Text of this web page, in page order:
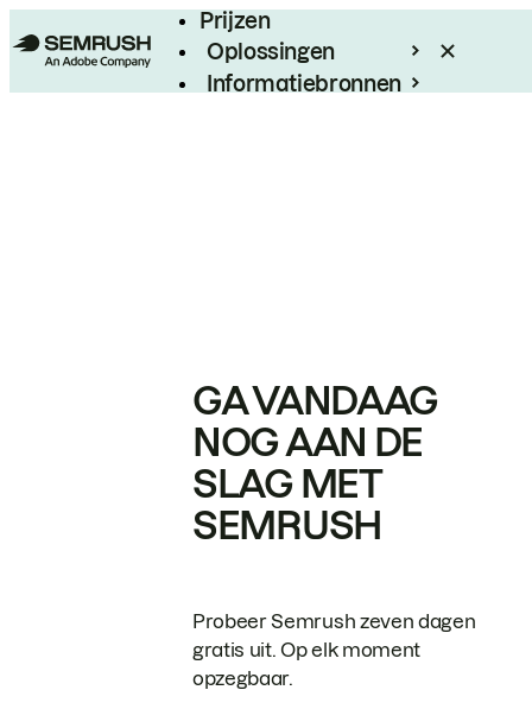
Prijzen
Oplossingen
Informatiebronnen
GA VANDAAG
NOG AAN DE
SLAG MET
SEMRUSH
Probeer Semrush zeven dagen
gratis uit. Op elk moment
opzegbaar.